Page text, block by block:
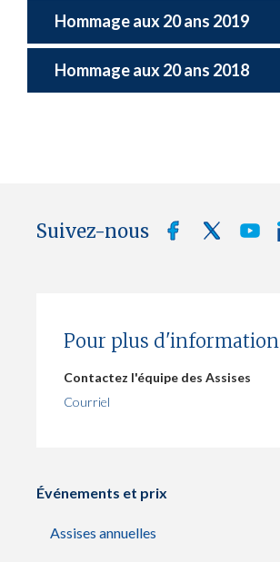
Hommage aux 20 ans 2019
Hommage aux 20 ans 2018
Suivez-nous
Pour plus d'information
Contactez l'équipe des Assises
Courriel
Événements et prix
Assises annuelles